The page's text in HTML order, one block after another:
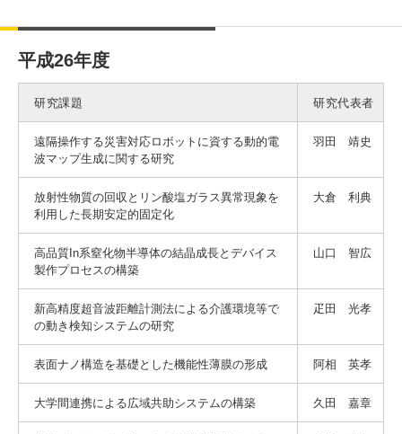
平成26年度
研究課題 研究代表者
遠隔操作する災害対応ロボットに資する動的電
波マップ生成に関する研究
羽田 靖史
放射性物質の回収とリン酸塩ガラス異常現象を
利用した長期安定的固定化
大倉 利典
高品質In系窒化物半導体の結晶成長とデバイス
製作プロセスの構築
山口 智広
新高精度超音波距離計測法による介護環境等で
の動き検知システムの研究
疋田 光孝
表面ナノ構造を基礎とした機能性薄膜の形成 阿相 英孝
大学間連携による広域共助システムの構築 久田 嘉章